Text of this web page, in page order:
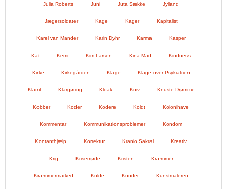
Julia Roberts Juni Juta Sække Jylland
Jægersoldater Kage Kager Kapitalist
Karel van Mander Karin Dyhr Karma Kasper
Kat Kemi Kim Larsen Kina Mad Kindness
Kirke Kirkegården Klage Klage over Psykiatrien
Klamt Klargøring Kloak Kniv Knuste Drømme
Kobber Koder Kodere Koldt Kolonihave
Kommentar Kommunikationsproblemer Kondom
Kontanthjælp Korrektur Kranio Sakral Kreativ
Krig Krisemøde Kristen Kræmmer
Kræmmermarked Kulde Kunder Kunstmaleren